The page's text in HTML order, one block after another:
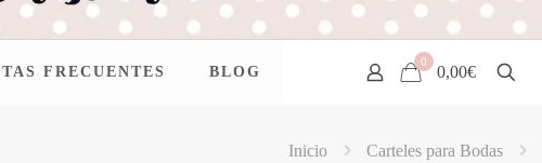
FRECUENTES BLOG
0
0,00€
Inicio
Carteles para Bodas